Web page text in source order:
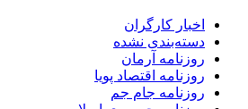
اخبار کارگران
دسته‌بندی نشده
روزنامه آرمان
روزنامه اقتصاد پویا
روزنامه جام جم